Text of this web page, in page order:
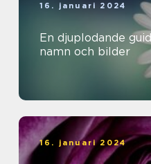
16. januari 2024
En djuplodande
namn och bilder
16. januari 2024